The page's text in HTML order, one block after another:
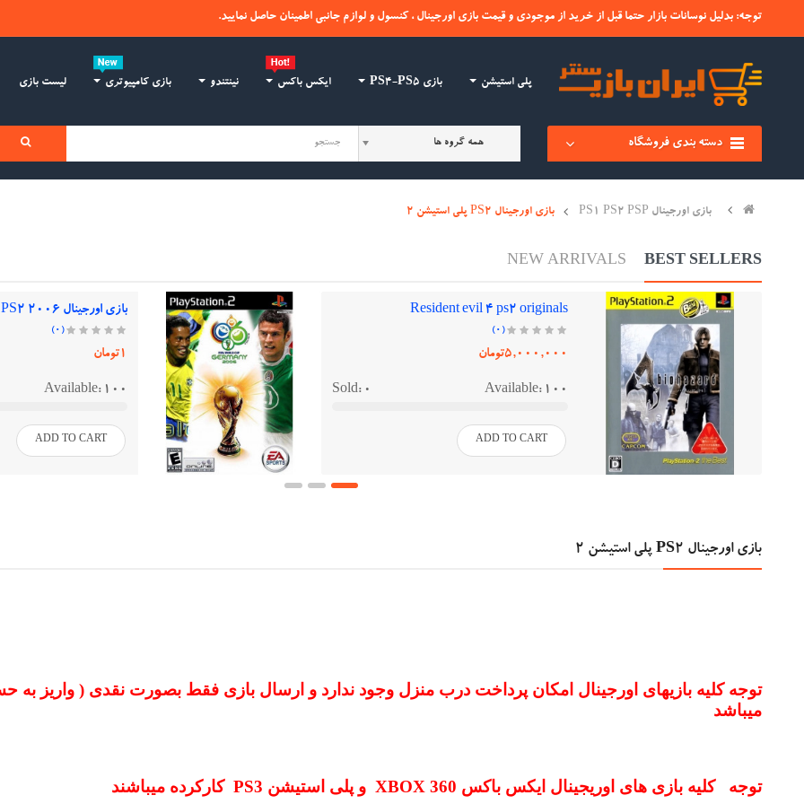
توجه: بدلیل نوسانات بازار حتما قبل از خرید از موجودی و قیمت بازی اورجینال ، کنسول و لوازم جانبی اطمینان حاصل نمایید.
پلی استیشن بازی PS4-PS5 ایکس باکس نینتندو بازی کامپیوتری لیست بازی
دسته بندی فروشگاه همه گروه ها
بازی اورجینال PS1 PS2 PSP بازی اورجینال PS2 پلی استیشن 2
BEST SELLERS
NEW ARRIVALS
Resident evil 4 ps2 originals
(0)
5,000,000تومان
Available: 100
Sold: 0
ADD TO CART
بازی اورجینال 2006 FIFA World Cup PS2
(0)
1تومان
Available: 100
ADD TO CART
بازی اورجینال PS2 پلی استیشن 2
توجه کلیه بازیهای اورجینال امکان پرداخت درب منزل وجود ندارد و ارسال بازی فقط بصورت نقدی ( واریز به
میباشد
توجه کلیه بازی های اوریجینال ایکس باکس XBOX 360 و پلی استیشن PS3 کارکرده میباشند